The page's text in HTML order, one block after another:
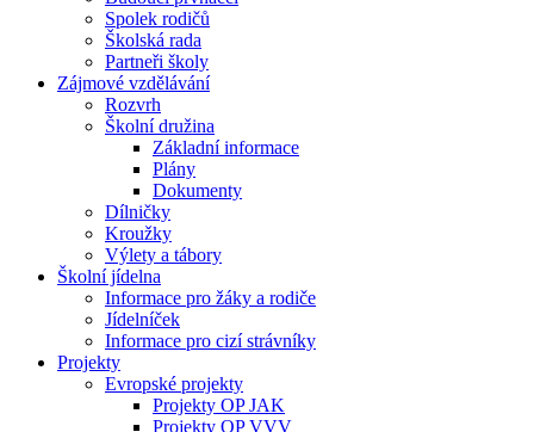
Spolek rodičů
Školská rada
Partneři školy
Zájmové vzdělávání
Rozvrh
Školní družina
Základní informace
Plány
Dokumenty
Dílničky
Kroužky
Výlety a tábory
Školní jídelna
Informace pro žáky a rodiče
Jídelníček
Informace pro cizí strávníky
Projekty
Evropské projekty
Projekty OP JAK
Projekty OP VVV